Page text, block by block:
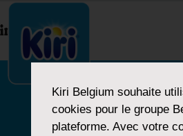
index.php
NOTRE
Kiri Belgium souhaite
cookies pour le groupe
plateforme. Avec votre